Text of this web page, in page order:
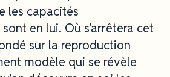
les capacités
en lui. Où s’arrêtera cet
sur la reproduction
modèle qui se révèle